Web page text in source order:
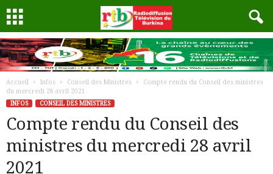
Accueil Infos Conseil des Ministres
Compte rendu du Conseil des ministres
du mercredi 28 avril 2021
INFOS
CONSEIL DES MINISTRES
Compte rendu du Conseil des
ministres du mercredi 28 avril
2021